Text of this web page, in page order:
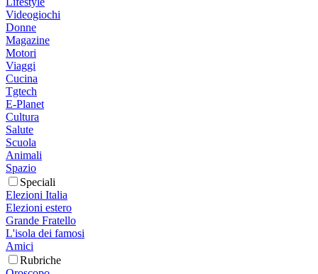
Videogiochi
Donne
Magazine
Motori
Viaggi
Cucina
Tgtech
E-Planet
Cultura
Salute
Scuola
Animali
Spazio
Speciali
Elezioni Italia
Elezioni estero
Grande Fratello
L'isola dei famosi
Amici
Rubriche